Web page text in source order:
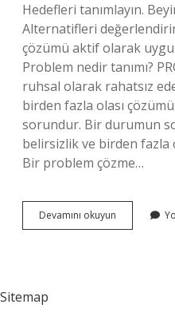
Hedefleri tanımlayın.
Alternatifleri
çözümü aktif olarak
Problem nedir tanımı?
ruhsal olarak rahatsız
birden fazla olası
sorundur. Bir durumun
belirsizlik ve birden fazla
Bir problem çözme…
Devamını okuyun Problem
Çözme
Sitemap